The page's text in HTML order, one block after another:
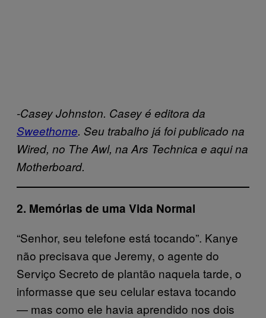
-Casey Johnston. Casey é editora da
Sweethome. Seu trabalho já foi publicado na
Wired, no The Awl, na Ars Technica e aqui na
Motherboard.
2. Memórias de uma Vida Normal
“Senhor, seu telefone está tocando”. Kanye
não precisava que Jeremy, o agente do
Serviço Secreto de plantão naquela tarde, o
informasse que seu celular estava tocando
— mas como ele havia aprendido nos dois